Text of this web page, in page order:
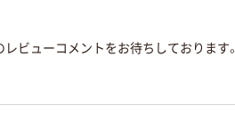
ビューコメントをお待ちしております。